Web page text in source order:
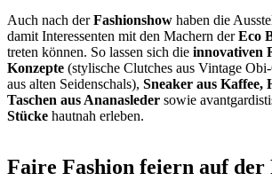
Auch nach derFashionshow haben die
damit Interessenten mit den Machern derEco
treten können. So lassen sich die innovativen
Konzepte (stylische Clutches aus Vintage
aus alten Seidenschals), Sneaker aus Kaffee,
Taschen aus Ananasleder sowie
Stücke hautnah erleben.
Faire Fashion feiern auf der